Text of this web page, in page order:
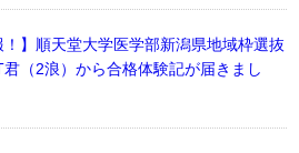
！】順天堂大学医学部新潟県地域枠選抜
（2浪）から合格体験記が届きまし